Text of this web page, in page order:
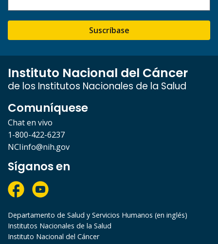
Suscríbase
Instituto Nacional del Cáncer
de los Institutos Nacionales de la Salud
Comuníquese
Chat en vivo
1-800-422-6237
NCIinfo@nih.gov
Síganos en
Departamento de Salud y Servicios Humanos (en inglés)
Institutos Nacionales de la Salud
Instituto Nacional del Cáncer